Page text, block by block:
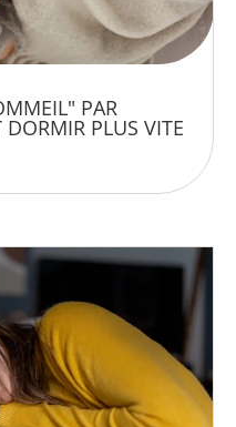
PAR
DORMIR PLUS VITE